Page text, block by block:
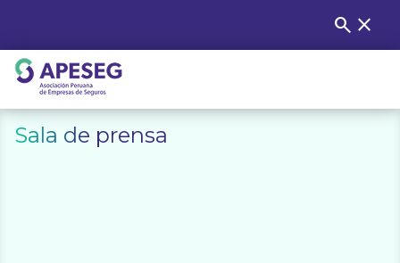
content
Buscar:
search close
APESEG
Sala de prensa